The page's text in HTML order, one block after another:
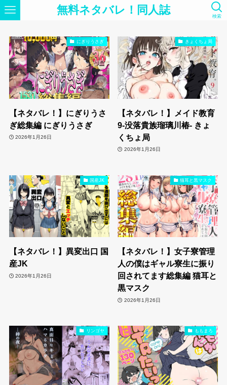
無料ネタバレ！同人誌 検索
にぎりうさぎ
【ネタバレ！】にぎりうさ
ぎ総集編 にぎりうさぎ
2026年1月26日
きょくちょ局
【ネタバレ！】メイド教育
9-没落貴族瑠璃川椿- きょ
くちょ局
2026年1月26日
国産JK
【ネタバレ！】異変出口 国
産JK
2026年1月26日
猫耳と黒マスク
【ネタバレ！】女子寮管理
人の僕はギャル寮生に振り
回されてます総集編 猫耳と
黒マスク
2026年1月26日
リンゴヤ ももまろ